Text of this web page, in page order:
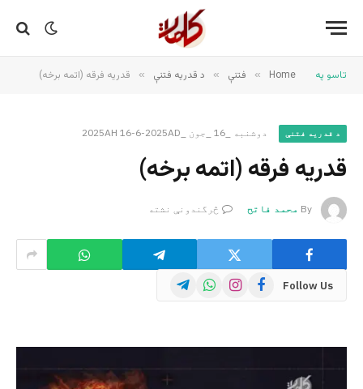
تاسو په Home
» فتنې » د قدریه فتنې » قدریه فرقه (اتمه برخه)
د قدریه فتنې دوشنبه _16 _جون _2025AH 16-6-2025AD
قدریه فرقه (اتمه برخه)
By محمد فاتح څرگندونې نشته
Follow Us
Facebook
Instagram
WhatsApp
Telegram